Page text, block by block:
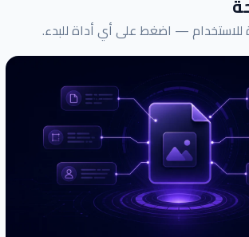
للاستخدام — اضغط على أي أداة للبدء.